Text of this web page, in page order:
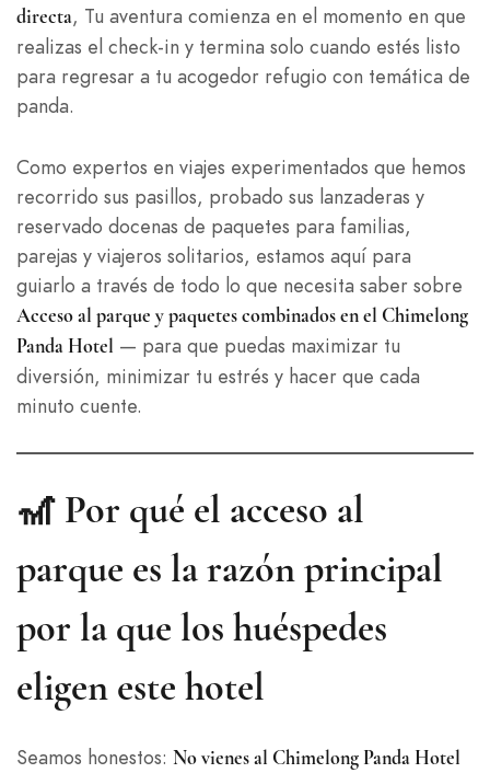
directa, Tu aventura comienza en el momento en que
realizas el check-in y termina solo cuando estés listo
para regresar a tu acogedor refugio con temática de
panda.
Como expertos en viajes experimentados que hemos
recorrido sus pasillos, probado sus lanzaderas y
reservado docenas de paquetes para familias,
parejas y viajeros solitarios, estamos aquí para
guiarlo a través de todo lo que necesita saber sobre
Acceso al parque y paquetes combinados en el Chimelong
Panda Hotel — para que puedas maximizar tu
diversión, minimizar tu estrés y hacer que cada
minuto cuente.
🎢 Por qué el acceso al
parque es la razón principal
por la que los huéspedes
eligen este hotel
Seamos honestos: No vienes al Chimelong Panda Hotel